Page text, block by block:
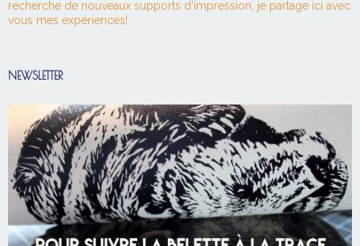
recherche de nouveaux supports d'impression, je partage ici avec
vous mes expériences!
NEWSLETTER